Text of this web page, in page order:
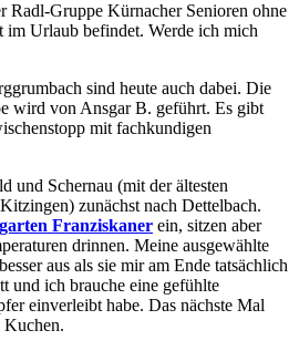
Radl-Gruppe Kürnacher Senioren ohne
im Urlaub befindet. Werde ich mich
sind heute auch dabei. Die
wird von Ansgar B. geführt. Es gibt
mit fachkundigen
und Schernau (mit der ältesten
zunächst nach Dettelbach.
Franziskaner ein, sitzen aber
drinnen. Meine ausgewählte
aus als sie mir am Ende tatsächlich
und ich brauche eine gefühlte
einverleibt habe. Das nächste Mal
Kuchen.